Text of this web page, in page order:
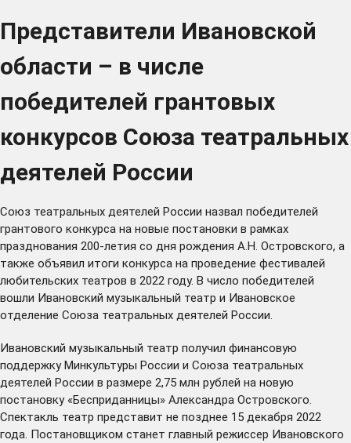
Представители Ивановской
области – в числе
победителей грантовых
конкурсов Союза театральных
деятелей России
Союз театральных деятелей России назвал победителей
грантового конкурса на новые постановки в рамках
празднования 200-летия со дня рождения А.Н. Островского, а
также объявил итоги конкурса на проведение фестивалей
любительских театров в 2022 году. В число победителей
вошли Ивановский музыкальный театр и Ивановское
отделение Союза театральных деятелей России.
Ивановский музыкальный театр получил финансовую
поддержку Минкультуры России и Союза театральных
деятелей России в размере 2,75 млн рублей на новую
постановку «Бесприданницы» Александра Островского.
Спектакль театр представит не позднее 15 декабря 2022
года. Постановщиком станет главный режиссер Ивановского